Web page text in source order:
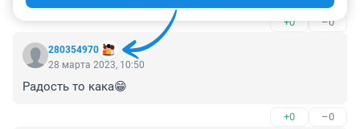
+0 –0
280354970
28 марта 2023, 10:50
Радость то кака😁
+0 –0